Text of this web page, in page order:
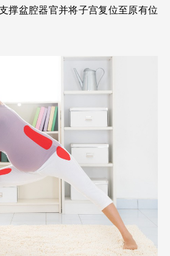
撑盆腔器官并将子宫复位至原有位